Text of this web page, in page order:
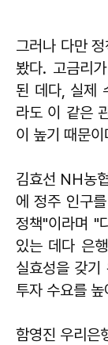
그러나 다만
봤다. 고금리
된 데다, 실제
라도 이 같은
이 높기 때문이
김효선 NH농
에 정주 인구
정책"이라며 "
있는 데다 은
실효성을 갖
투자 수요를
함영진 우리은